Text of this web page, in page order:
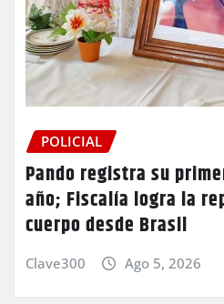
POLICIAL
Pando registra su
año; Fiscalía logra la
cuerpo desde Brasil
Clave300 Ago 5, 2026